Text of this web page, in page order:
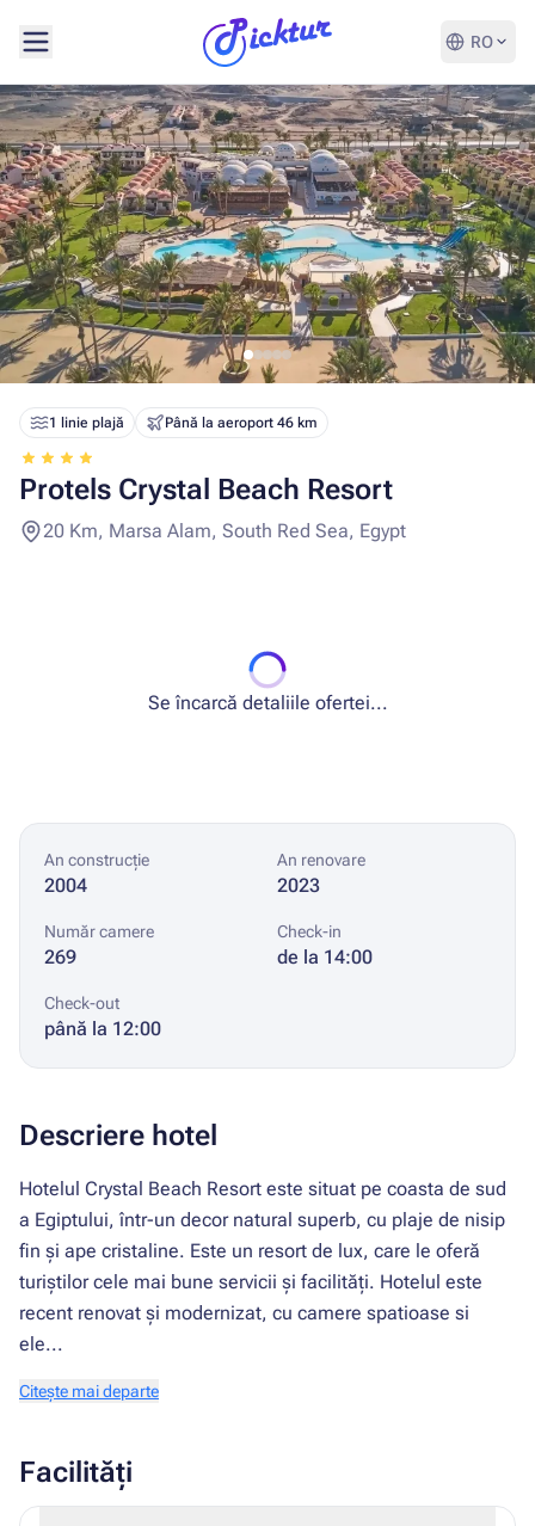
RO
1 linie plajă Până la aeroport 46 km
Protels Crystal Beach Resort
20 Km, Marsa Alam, South Red Sea, Egypt
Se încarcă detaliile ofertei...
An construcție
2004
An renovare
2023
Număr camere
269
Check-in
de la 14:00
Check-out
până la 12:00
Descriere hotel
Hotelul Crystal Beach Resort este situat pe coasta de sud
a Egiptului, într-un decor natural superb, cu plaje de nisip
fin și ape cristaline. Este un resort de lux, care le oferă
turiștilor cele mai bune servicii și facilități. Hotelul este
recent renovat și modernizat, cu camere spatioase si
ele...
Citește mai departe
Facilități